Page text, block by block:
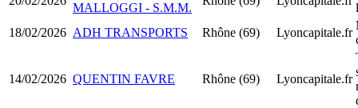
MALLOGGI - S.M.M.
18/02/2026 ADH TRANSPORTS Rhône (69) Lyoncapitale.fr
14/02/2026 QUENTIN FAVRE Rhône (69) Lyoncapitale.fr